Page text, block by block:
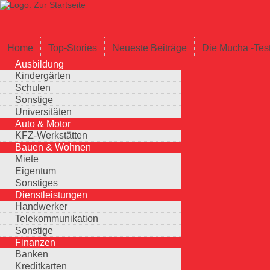
Direkt zum Inhalt
Home Top-Stories Neueste Beiträge
Die Mucha -
Ausbildung
Kindergärten
Schulen
Sonstige
Universitäten
Auto & Motor
KFZ-Werkstätten
Bauen & Wohnen
Miete
Eigentum
Sonstiges
Dienstleistungen
Handwerker
Telekommunikation
Sonstige
Finanzen
Banken
Kreditkarten